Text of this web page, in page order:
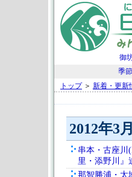
御
季
トップ＞ 新着・更新
2012年3
串本・古座川
里・添野川』
那智勝浦・太